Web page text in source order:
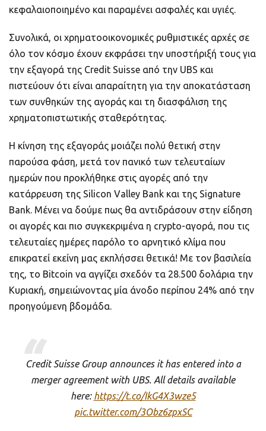
κεφαλαιοποιημένο και παραμένει ασφαλές και υγιές.
Συνολικά, οι χρηματοοικονομικές ρυθμιστικές αρχές σε
όλο τον κόσμο έχουν εκφράσει την υποστήριξή τους για
την εξαγορά της Credit Suisse από την UBS και
πιστεύουν ότι είναι απαραίτητη για την αποκατάσταση
των συνθηκών της αγοράς και τη διασφάλιση της
χρηματοπιστωτικής σταθερότητας.
Η κίνηση της εξαγοράς μοιάζει πολύ θετική στην
παρούσα φάση, μετά τον πανικό των τελευταίων
ημερών που προκλήθηκε στις αγορές από την
κατάρρευση της Silicon Valley Bank και της Signature
Bank. Μένει να δούμε πως θα αντιδράσουν στην είδηση
οι αγορές και πιο συγκεκριμένα η crypto-αγορά, που τις
τελευταίες ημέρες παρόλο το αρνητικό κλίμα που
επικρατεί εκείνη μας εκπλήσσει θετικά! Με τον βασιλεία
της, το Bitcoin να αγγίζει σχεδόν τα 28.500 δολάρια την
Κυριακή, σημειώνοντας μία άνοδο περίπου 24% από την
προηγούμενη βδομάδα.
Credit Suisse Group announces it has entered into a
merger agreement with UBS. All details available
here: https://t.co/IkG4X3wze5
pic.twitter.com/3Obz6zpxSC